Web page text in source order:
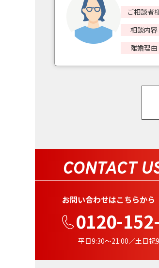
ご相談者
相談内容
離婚理由
CONTACT
お問い合わせはこちらから
0120-
平日9:30〜21:00／土日祝